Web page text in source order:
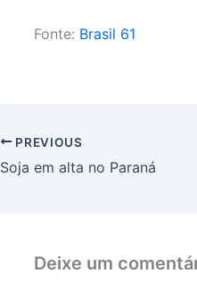
Fonte: Brasil 61
PREVIOUS
Soja em alta no Paraná
Deixe um